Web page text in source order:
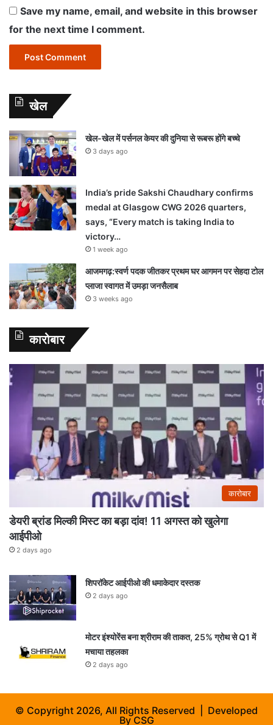
Save my name, email, and website in this browser
for the next time I comment.
खेल
खेल-खेल में पर्सनल केयर की दुनिया से रूबरू होंगे बच्चे
3 days ago
India’s pride Sakshi Chaudhary confirms
medal at Glasgow CWG 2026 quarters,
says, “Every match is taking India to
victory…
1 week ago
आजमगढ़:स्वर्ण पदक जीतकर प्रथम घर आगमन पर सेहदा टोल
प्लाजा स्वागत में उमड़ा जनसैलाब
3 weeks ago
कारोबार
कारोबार
डेयरी ब्रांड मिल्की मिस्ट का बड़ा दांव! 11 अगस्त को खुलेगा
आईपीओ
2 days ago
शिपरॉकेट आईपीओ की धमाकेदार दस्तक
2 days ago
मोटर इंश्योरेंस बना श्रीराम की ताकत, 25% ग्रोथ से Q1 में
मचाया तहलका
2 days ago
© Copyright 2026, All Rights Reserved | Developed
ByCSG